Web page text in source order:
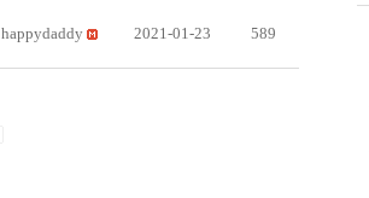
happydaddy 2021-01-23 589